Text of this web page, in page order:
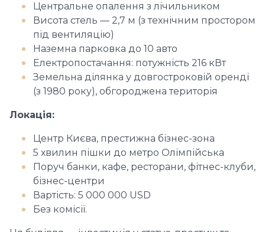
Центральне опалення з лічильником
Висота стель — 2,7 м (з технічним простором
під вентиляцію)
Наземна парковка до 10 авто
Електропостачання: потужність 216 кВт
Земельна ділянка у довгостроковій оренді
(з 1980 року), обгороджена територія
Локація:
Центр Києва, престижна бізнес-зона
5 хвилин пішки до метро Олімпійська
Поруч банки, кафе, ресторани, фітнес-клуби,
бізнес-центри
Вартість: 5 000 000 USD
Без комісії.